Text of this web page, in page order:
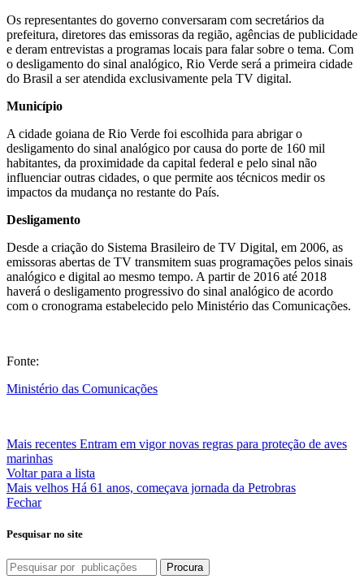
Os representantes do governo conversaram com secretários da
prefeitura, diretores das emissoras da região, agências de publicidade
e deram entrevistas a programas locais para falar sobre o tema. Com
o desligamento do sinal analógico, Rio Verde será a primeira cidade
do Brasil a ser atendida exclusivamente pela TV digital.
Município
A cidade goiana de Rio Verde foi escolhida para abrigar o
desligamento do sinal analógico por causa do porte de 160 mil
habitantes, da proximidade da capital federal e pelo sinal não
influenciar outras cidades, o que permite aos técnicos medir os
impactos da mudança no restante do País.
Desligamento
Desde a criação do Sistema Brasileiro de TV Digital, em 2006, as
emissoras abertas de TV transmitem suas programações pelos sinais
analógico e digital ao mesmo tempo. A partir de 2016 até 2018
haverá o desligamento progressivo do sinal analógico de acordo
com o cronograma estabelecido pelo Ministério das Comunicações.
Fonte:
Ministério das Comunicações
Mais recentes Entram em vigor novas regras para proteção de aves
marinhas
Voltar para a lista
Mais velhos Há 61 anos, começava jornada da Petrobras
Fechar
Pesquisar no site
Procura